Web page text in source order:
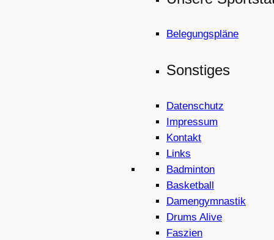
Belegungspläne
Sonstiges
Datenschutz
Impressum
Kontakt
Links
Badminton
Basketball
Damengymnastik
Drums Alive
Faszien